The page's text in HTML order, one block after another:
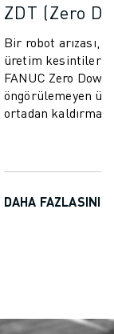
ZDT (Zero
Bir robot arızası,
üretim
FANUC Zero
öngörülemeyen
ortadan kaldırmak
DAHA FAZLASINI